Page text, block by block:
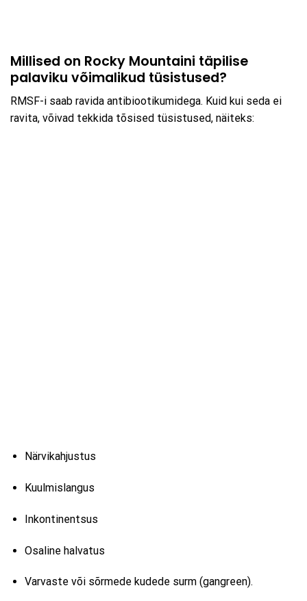
Millised on Rocky Mountaini täpilise
palaviku võimalikud tüsistused?
RMSF-i saab ravida antibiootikumidega. Kuid kui seda ei
ravita, võivad tekkida tõsised tüsistused, näiteks:
Närvikahjustus
Kuulmislangus
Inkontinentsus
Osaline halvatus
Varvaste või sõrmede kudede surm (gangreen).